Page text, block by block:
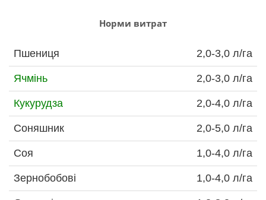
Норми витрат
Пшениця 2,0-3,0 л/га
Ячмінь 2,0-3,0 л/га
Кукурудза 2,0-4,0 л/га
Соняшник 2,0-5,0 л/га
Соя 1,0-4,0 л/га
Зернобобові 1,0-4,0 л/га